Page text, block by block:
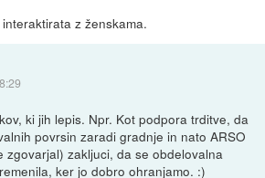
z ženskama.
ki jih lepis. Npr. Kot podpora trditve, da
povrsin zaradi gradnje in nato ARSO
zgovarjal) zakljuci, da se obdelovalna
ker jo dobro ohranjamo. :)